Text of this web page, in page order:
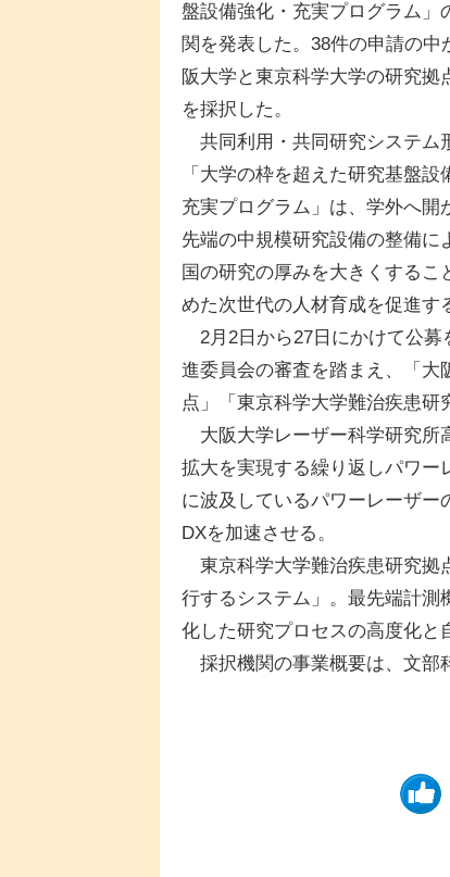
盤設備強化・充実プログラム」
関を発表した。38件の申請の中
阪大学と東京科学大学の研究拠
を採択した。
共同利用・共同研究システム
「大学の枠を超えた研究基盤設
充実プログラム」は、学外へ
先端の中規模研究設備の整備
国の研究の厚みを大きくする
めた次世代の人材育成を促進す
2月2日から27日にかけて公募
進委員会の審査を踏まえ、「大
点」「東京科学大学難治疾患研
大阪大学レーザー科学研究所
拡大を実現する繰り返しパワー
に波及しているパワーレーザ
DXを加速させる。
東京科学大学難治疾患研究拠
行するシステム」。最先端計測
化した研究プロセスの高度化と
採択機関の事業概要は、文部